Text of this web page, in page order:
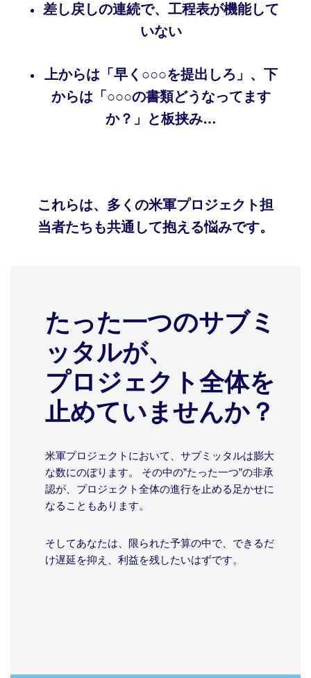
差し戻しの連続で、工程表が機能して
いない
上からは「早く○○○を提出しろ」、下
からは「○○○の書類どうなってます
か？」と板挟み…
これらは、多くの米軍プロジェクト担
当者たちも共通して抱える悩みです。
たった一つのサブミ
ッタルが、
プロジェクト全体を
止めていませんか？
米軍プロジェクトにおいて、サブミッタルは膨大
な数にのぼります。 その中の”たった一つ”の非承
認が、プロジェクト全体の進行を止める足かせに
なることもあります。
そしてあなたは、限られた予算の中で、できるだ
け遅延を抑え、利益を残したいはずです。